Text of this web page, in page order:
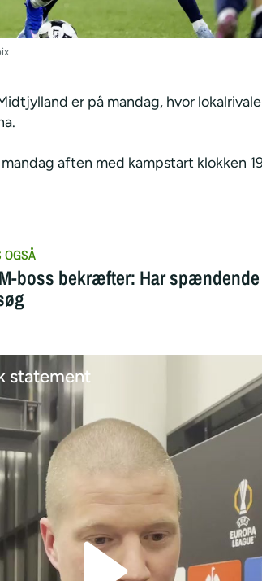
er på mandag, hvor
aften med kampstart klokken
boss bekræfter: Har
statement